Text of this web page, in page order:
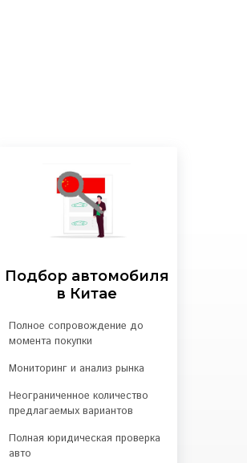
Подбор автомобиля
в Китае
Полное сопровождение до
момента покупки
Мониторинг и анализ рынка
Неограниченное количество
предлагаемых вариантов
Полная юридическая проверка
авто